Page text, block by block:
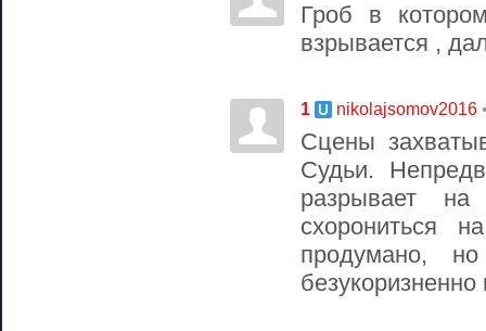
Гроб в
взрывается ,
1 nikolajsomov2016
Сцены
Судьи.
разрывает
схорониться
продумано,
безукоризненно